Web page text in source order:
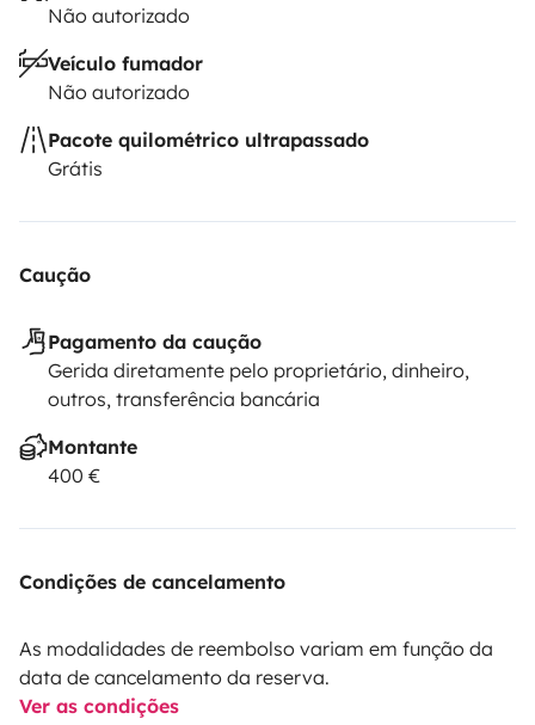
Não autorizado
Veículo fumador
Não autorizado
Pacote quilométrico ultrapassado
Grátis
Caução
Pagamento da caução
Gerida diretamente pelo proprietário, dinheiro,
outros, transferência bancária
Montante
400 €
Condições de cancelamento
As modalidades de reembolso variam em função da
data de cancelamento da reserva.
Ver as condições